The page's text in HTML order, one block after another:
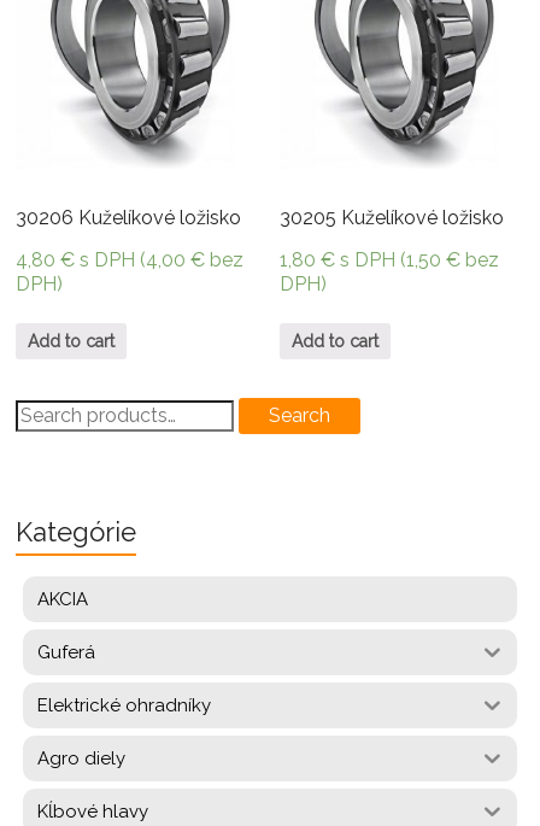
30206 Kuželíkové ložisko
4,80€ s DPH (4,00€ bez
DPH)
Add to cart
30205 Kuželíkové ložisko
1,80€ s DPH (1,50€ bez
DPH)
Add to cart
Search
for:
Search
Kategórie
AKCIA
Guferá
Elektrické ohradníky
Agro diely
Kĺbové hlavy